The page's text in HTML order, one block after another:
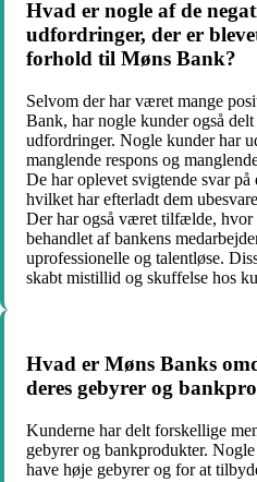
Hvad er nogle af de
udfordringer, der er
forhold til Møns Bank?
Selvom der har været mange
Bank, har nogle kunder også
udfordringer. Nogle kunder har
manglende respons og
De har oplevet svigtende svar
hvilket har efterladt dem
Der har også været tilfælde,
behandlet af bankens
uprofessionelle og talentløse.
skabt mistillid og skuffelse hos
Hvad er Møns Banks
deres gebyrer og
Kunderne har delt forskellige
gebyrer og bankprodukter.
have høje gebyrer og for at